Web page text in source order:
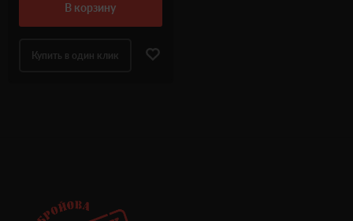
в корзину
Купить в один клик